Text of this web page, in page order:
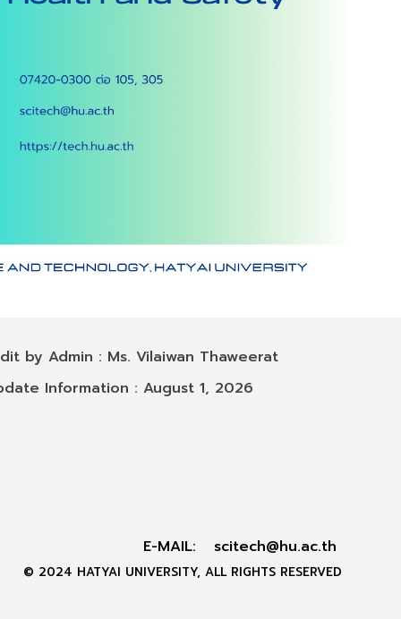
Admin : Ms. Vilaiwan Thaweerat
Information : August 1, 2026
E-MAIL: scitech@hu.ac.th
© 2024 HATYAI UNIVERSITY, ALL RIGHTS RESERVED